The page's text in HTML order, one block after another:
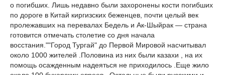
о погибших. Лишь недавно были захоронены кости погибших
по дороге в Китай киргизских беженцев, почти целый век
пролежавших на перевалах Бедель и Ак-Шыйрак — страна
готовится отмечать столетие со дня начала
восстания.""Город Тургай" до Первой Мировой насчитывал
около 1000 жителей .Половина из них были казахи , на их
помощь осажденным надеяться не приходилось .Еще жило